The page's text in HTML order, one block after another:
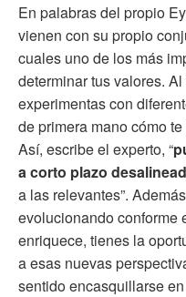
En palabras del propio
vienen con su propio
cuales uno de los más
determinar tus valores.
experimentas con
de primera mano cómo
Así, escribe el experto, “
a corto plazo
a las relevantes”.
evolucionando conforme
enriquece, tienes la
a esas nuevas
sentido encasquillarse